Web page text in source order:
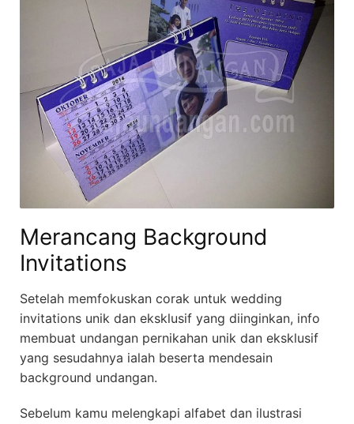
Merancang Background
Invitations
Setelah memfokuskan corak untuk wedding
invitations unik dan eksklusif yang diinginkan, info
membuat undangan pernikahan unik dan eksklusif
yang sesudahnya ialah beserta mendesain
background undangan.
Sebelum kamu melengkapi alfabet dan ilustrasi